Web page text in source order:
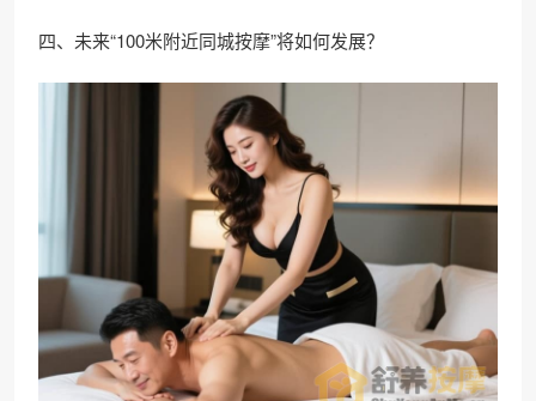
四、未来“100米附近同城按摩”将如何发展？